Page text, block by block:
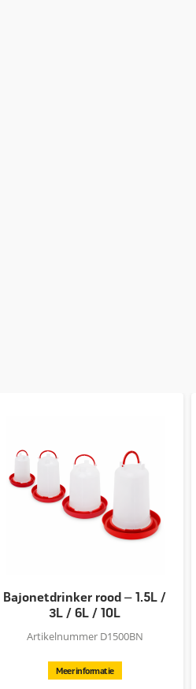
Bajonetdrinker rood – 1.5L /
3L / 6L / 10L
Artikelnummer D1500BN
Meer informatie